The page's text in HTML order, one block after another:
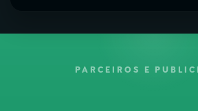
PARCEIROS E